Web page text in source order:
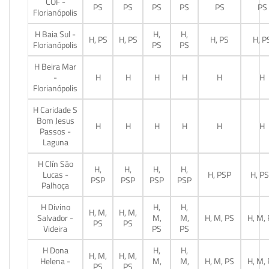
Florianópolis
PS PS PS PS PS PS
H Baia Sul -
Florianópolis
H, PS H, PS
H,
PS
H,
PS
H, PS H,
H Beira Mar
-
Florianópolis
H H H H H H
H Caridade S
Bom Jesus
Passos -
Laguna
H H H H H H
H Clín São
Lucas -
Palhoça
H,
PSP
H,
PSP
H,
PSP
H,
PSP
H, PSP H,
H Divino
Salvador -
Videira
H, M,
PS
H, M,
PS
H,
M,
PS
H,
M,
PS
H, M, PS H, M,
H Dona
Helena -
H, M,
H, M,
H,
M,
H,
M,
H, M, PS H, M,